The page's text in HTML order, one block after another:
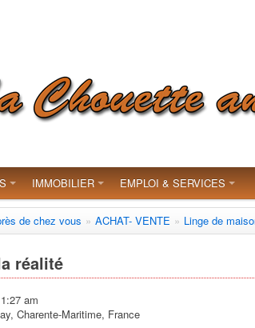
IMMOBILIER EMPLOI & SERVICES
de chez vous » ACHAT- VENTE » Linge de
réalité
am
Charente-Maritime, France